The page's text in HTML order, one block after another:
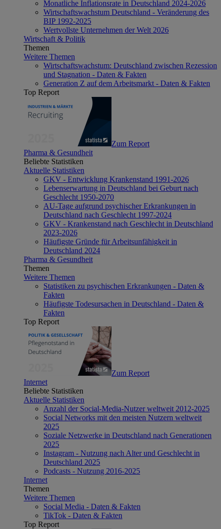
Monatliche Inflationsrate in Deutschland 2024-2026
Wirtschaftswachstum Deutschland - Veränderung des
BIP 1992-2025
Wertvollste Unternehmen der Welt 2026
Wirtschaft & Politik
Themen
Weitere Themen
Wirtschaftswachstum: Deutschland zwischen Rezession
und Stagnation - Daten & Fakten
Generation Z auf dem Arbeitsmarkt - Daten & Fakten
Top Report
Zum Report
Pharma & Gesundheit
Beliebte Statistiken
Aktuelle Statistiken
GKV - Entwicklung Krankenstand 1991-2026
Lebenserwartung in Deutschland bei Geburt nach
Geschlecht 1950-2070
AU-Tage aufgrund psychischer Erkrankungen in
Deutschland nach Geschlecht 1997-2024
GKV - Krankenstand nach Geschlecht in Deutschland
2023-2026
Häufigste Gründe für Arbeitsunfähigkeit in
Deutschland 2024
Pharma & Gesundheit
Themen
Weitere Themen
Statistiken zu psychischen Erkrankungen - Daten &
Fakten
Häufigste Todesursachen in Deutschland - Daten &
Fakten
Top Report
Zum Report
Internet
Beliebte Statistiken
Aktuelle Statistiken
Anzahl der Social-Media-Nutzer weltweit 2012-2025
Social Networks mit den meisten Nutzern weltweit
2025
Soziale Netzwerke in Deutschland nach Generationen
2025
Instagram - Nutzung nach Alter und Geschlecht in
Deutschland 2025
Podcasts - Nutzung 2016-2025
Internet
Themen
Weitere Themen
Social Media - Daten & Fakten
TikTok - Daten & Fakten
Top Report